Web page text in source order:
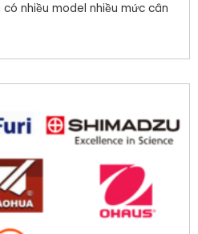
có nhiều model nhiều mức cân